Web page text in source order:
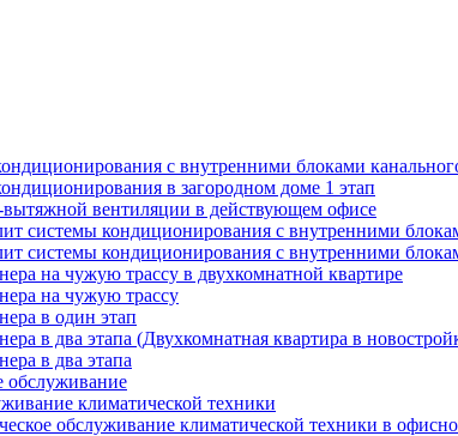
с внутренними блоками
в загородном доме 1 этап
вентиляции в действующем офисе
системы кондиционирования с внутренними
системы кондиционирования с внутренними
на чужую трассу в двухкомнатной квартире
на чужую трассу
в один этап
в два этапа (Двухкомнатная квартира в
в два этапа
обслуживание
климатической техники
обслуживание климатической техники в